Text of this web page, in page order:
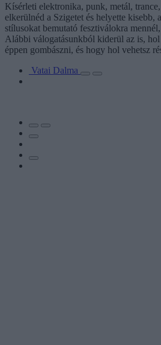
Kísérleti elektronika, punk, metál,
elkerülnéd a Szigetet és helyette kisebb,
stílusokat bemutató fesztiválokra
Alábbi válogatásunkból kiderül az is,
éppen gombászni, és hogy hol vehetsz
Vatai Dalma